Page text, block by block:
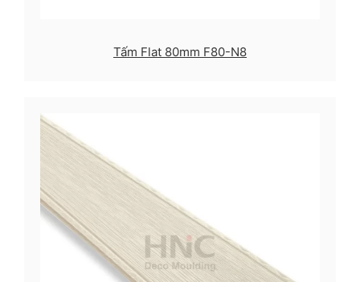
Tấm Flat 80mm F80-N8